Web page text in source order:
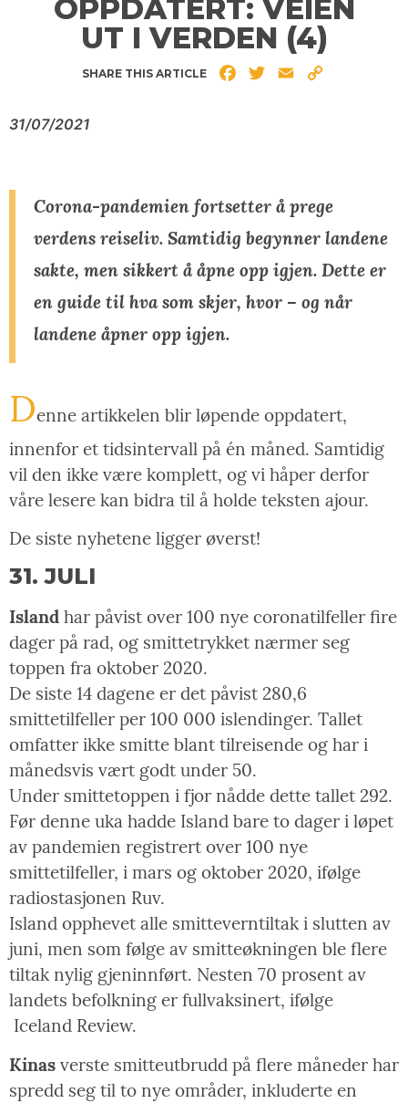
OPPDATERT: VEIEN
UT I VERDEN (4)
SHARE THIS ARTICLE FacebookTwitterEmail
31/07/2021
Corona-pandemien fortsetter å prege
verdens reiseliv. Samtidig begynner landene
sakte, men sikkert å åpne opp igjen. Dette er
en guide til hva som skjer, hvor – og når
landene åpner opp igjen.
Denne artikkelen blir løpende oppdatert,
innenfor et tidsintervall på én måned. Samtidig
vil den ikke være komplett, og vi håper derfor
våre lesere kan bidra til å holde teksten ajour.
De siste nyhetene ligger øverst!
31. JULI
Island har påvist over 100 nye coronatilfeller fire
dager på rad, og smittetrykket nærmer seg
toppen fra oktober 2020.
De siste 14 dagene er det påvist 280,6
smittetilfeller per 100 000 islendinger. Tallet
omfatter ikke smitte blant tilreisende og har i
månedsvis vært godt under 50.
Under smittetoppen i fjor nådde dette tallet 292.
Før denne uka hadde Island bare to dager i løpet
av pandemien registrert over 100 nye
smittetilfeller, i mars og oktober 2020, ifølge
radiostasjonen Ruv.
Island opphevet alle smitteverntiltak i slutten av
juni, men som følge av smitteøkningen ble flere
tiltak nylig gjeninnført. Nesten 70 prosent av
landets befolkning er fullvaksinert, ifølge
Iceland Review.
Kinas verste smitteutbrudd på flere måneder har
spredd seg til to nye områder, inkluderte en